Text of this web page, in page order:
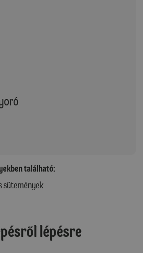
található:
sütemények
lépésre